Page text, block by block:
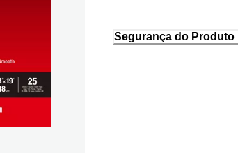
Segurança do Produto